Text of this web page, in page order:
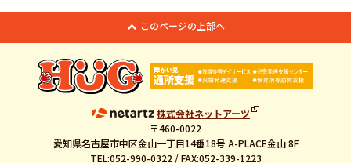
このページの上部へ
株式会社ネットアーツ
〒460-0022
愛知県名古屋市中区金山一丁目14番18号 A-PLACE金山 8F
TEL:052-990-0322 / FAX:052-339-1223